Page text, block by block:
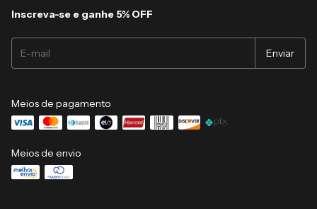
Inscreva-se e ganhe 5% OFF
Meios de pagamento
Meios de envio